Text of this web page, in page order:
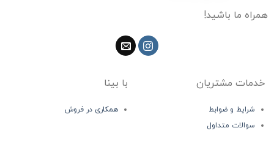
همراه ما باشید!
خدمات مشتریان
شرایط و ضوابط
سوالات متداول
با بینا
همکاری در فروش